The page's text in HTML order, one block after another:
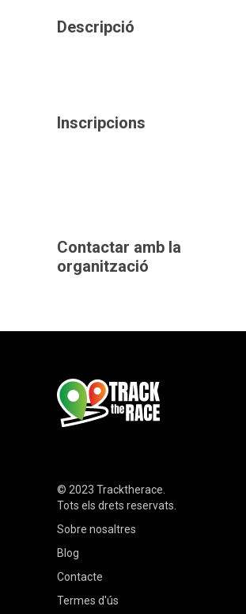
Descripció
Inscripcions
Contactar amb la
organització
© 2023 Tracktherace
Tots els drets reservats.
Sobre nosaltres
Blog
Contacte
Termes d'ús